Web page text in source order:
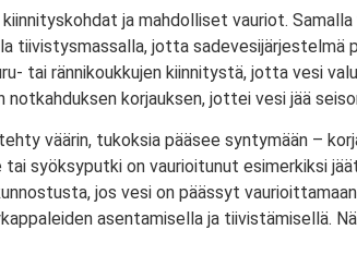
ja mahdolliset vauriot.
jotta sadevesijärjestelmä
tai rännikoukkujen kiinnitystä, jotta vesi
korjauksen, jottei vesi jää
väärin, tukoksia pääsee syntymään –
tai syöksyputki on vaurioitunut esimerkiksi
jos vesi on päässyt
asentamisella ja tiivistämisellä.